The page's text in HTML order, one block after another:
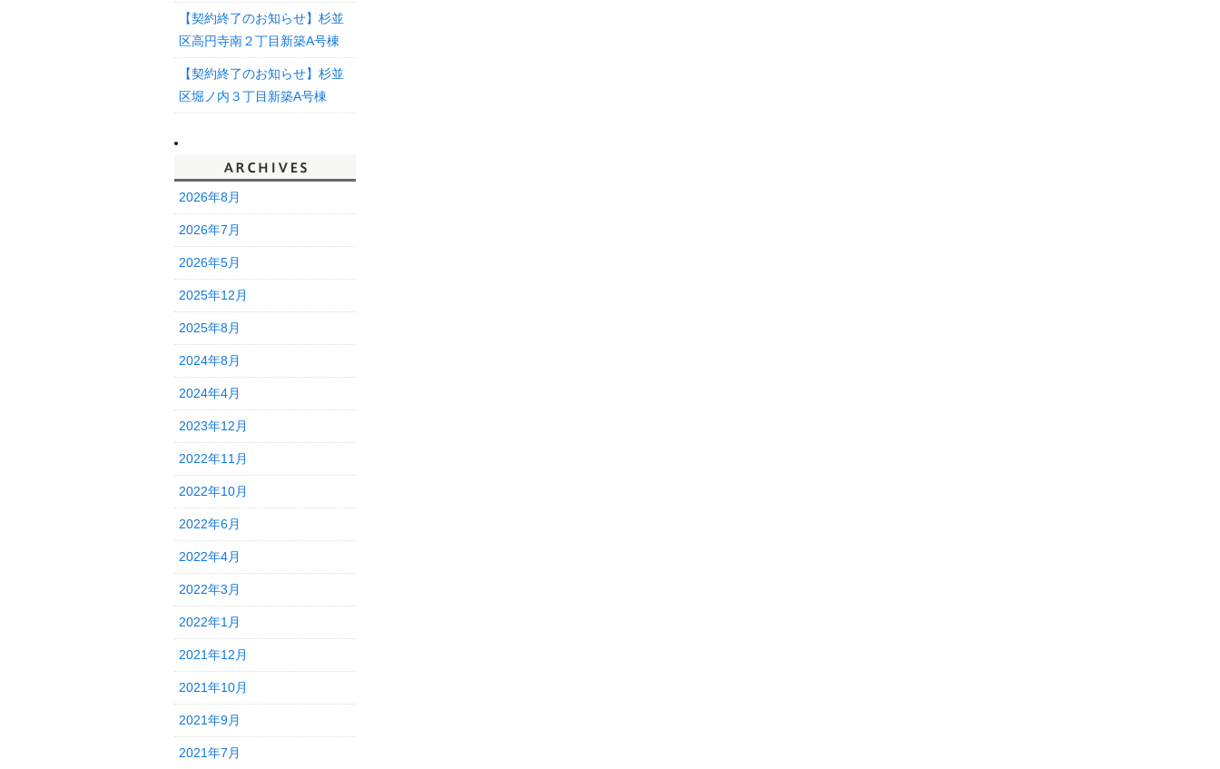
【契約終了のお知らせ】杉並
区高円寺南２丁目新築A号棟
【契約終了のお知らせ】杉並
区堀ノ内３丁目新築A号棟
2026年8月
2026年7月
2026年5月
2025年12月
2025年8月
2024年8月
2024年4月
2023年12月
2022年11月
2022年10月
2022年6月
2022年4月
2022年3月
2022年1月
2021年12月
2021年10月
2021年9月
2021年7月